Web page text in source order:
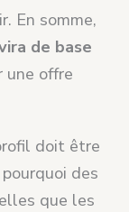
En somme,
de base
une offre
doit être
des
que les